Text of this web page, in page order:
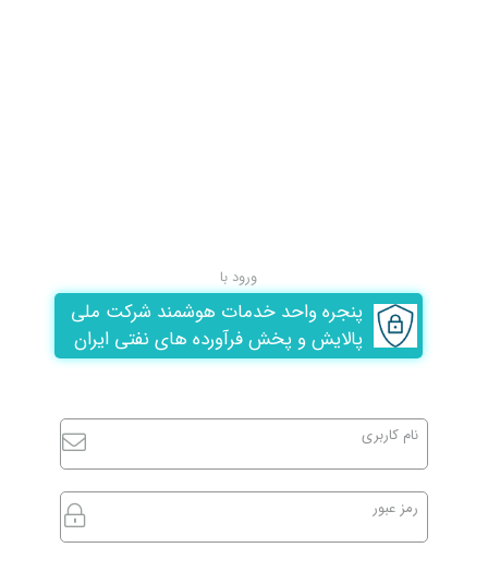
نام کاربری
رمز عبور
ورود با
پنجره واحد خدمات هوشمند شرکت ملی
پالایش و پخش فرآورده های نفتی ایران